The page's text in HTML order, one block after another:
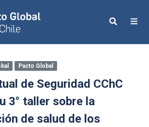
Search
Pacto Global
de Seguridad CChC
3° taller sobre la
de salud de los